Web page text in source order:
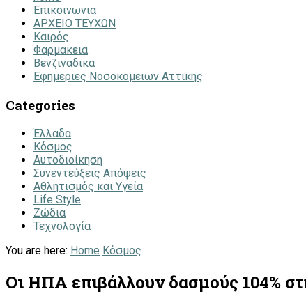
Επικοινωνια
ΑΡΧΕΙΟ ΤΕΥΧΩΝ
Καιρός
Φαρμακεια
Βενζιναδικα
Εφημεριες Νοσοκομειων Αττικης
Categories
Έλλαδα
Κόσμος
Αυτοδιοίκηση
Συνεντεύξεις Απόψεις
Αθλητισμός και Υγεία
Life Style
Ζώδια
Τεχνολογία
You are here: Home Κόσμος
Οι ΗΠΑ επιβάλλουν δασμούς 104%